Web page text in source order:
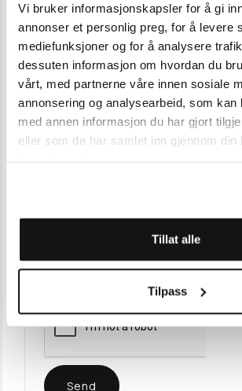
Vi bruker informasjonskapsler for å gi
annonser et personlig preg, for å levere
mediefunksjoner og for å analysere
dessuten informasjon om hvordan du
vårt, med partnerne våre innen sosiale
annonsering og analysearbeid, som kan
med annen informasjon du har gjort
eller som de har samlet inn gjennom din
Tillat alle
Tilpass
Kontakt oss i dagfor å få en
sporingssystem!
BEDRIFT